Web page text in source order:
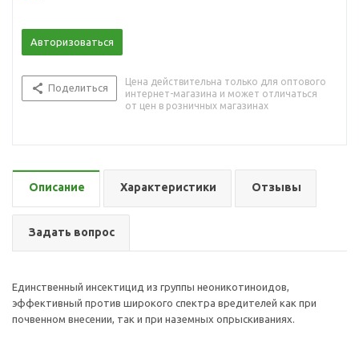
Авторизоваться
Поделиться
Цена действительна только для оптового
интернет-магазина и может отличаться
от цен в розничных магазинах
Описание Характеристики Отзывы
Задать вопрос
Единственный инсектицид из группы неоникотиноидов,
эффективный против широкого спектра вредителей как при
почвенном внесении, так и при наземных опрыскиваниях.